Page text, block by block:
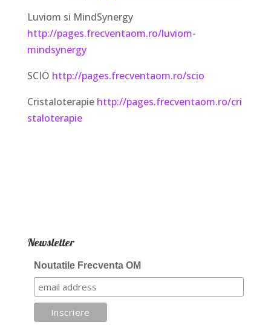
Luviom si MindSynergy
http://pages.frecventaom.ro/luviom-
mindsynergy
SCIO http://pages.frecventaom.ro/scio
Cristaloterapie http://pages.frecventaom.ro/cri
staloterapie
Newsletter
Noutatile Frecventa OM